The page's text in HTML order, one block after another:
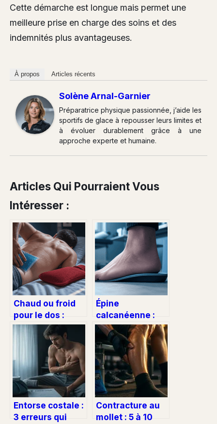
Cette démarche est longue mais permet une
meilleure prise en charge des soins et des
indemnités plus avantageuses.
À propos Articles récents
Solène Arnal-Garnier
Préparatrice physique passionnée, j’aide les
sportifs de glace à repousser leurs limites et
à évoluer durablement grâce à une
approche experte et humaine.
Articles Qui Pourraient Vous
Intéresser :
Chaud ou froid
pour le dos :
comment choisir
la température
idéale pour
soulager votre
douleur
Épine
calcanéenne :
quelle durée
d’arrêt de travail
selon votre
métier ?
Entorse costale :
3 erreurs qui
Contracture au
mollet : 5 à 10